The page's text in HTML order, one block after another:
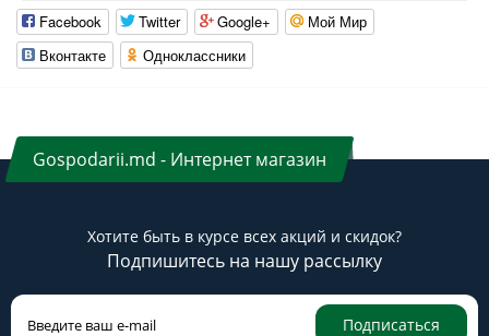
Facebook Twitter Google+
Мой Мир
Вконтакте
Одноклассники
Gospodarii.md - Интернет магазин
Хотите быть в курсе всех акций и скидок?
Подпишитесь на нашу рассылку
Подписаться